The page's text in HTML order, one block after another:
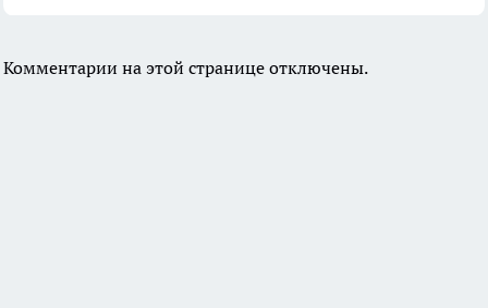
Комментарии на этой странице отключены.